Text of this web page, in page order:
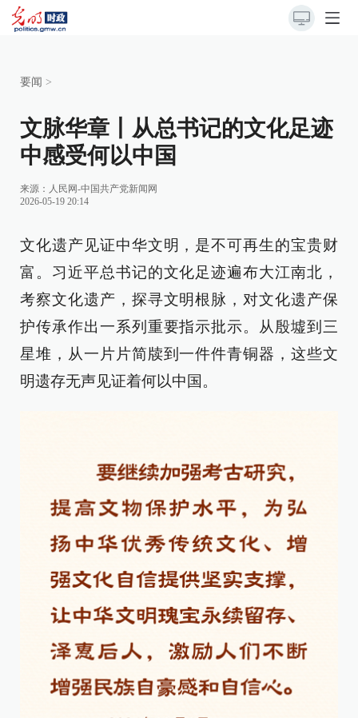
要闻 >
文脉华章丨从总书记的文化足迹
中感受何以中国
来源： 人民网-中国共产党新闻网
2026-05-19 20:14
文化遗产见证中华文明，是不可再生的宝贵财
富。习近平总书记的文化足迹遍布大江南北，
考察文化遗产，探寻文明根脉，对文化遗产保
护传承作出一系列重要指示批示。从殷墟到三
星堆，从一片片简牍到一件件青铜器，这些文
明遗存无声见证着何以中国。